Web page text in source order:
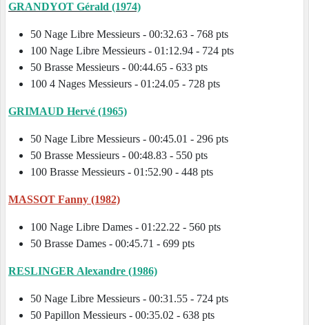
GRANDYOT Gérald (1974)
50 Nage Libre Messieurs - 00:32.63 - 768 pts
100 Nage Libre Messieurs - 01:12.94 - 724 pts
50 Brasse Messieurs - 00:44.65 - 633 pts
100 4 Nages Messieurs - 01:24.05 - 728 pts
GRIMAUD Hervé (1965)
50 Nage Libre Messieurs - 00:45.01 - 296 pts
50 Brasse Messieurs - 00:48.83 - 550 pts
100 Brasse Messieurs - 01:52.90 - 448 pts
MASSOT Fanny (1982)
100 Nage Libre Dames - 01:22.22 - 560 pts
50 Brasse Dames - 00:45.71 - 699 pts
RESLINGER Alexandre (1986)
50 Nage Libre Messieurs - 00:31.55 - 724 pts
50 Papillon Messieurs - 00:35.02 - 638 pts